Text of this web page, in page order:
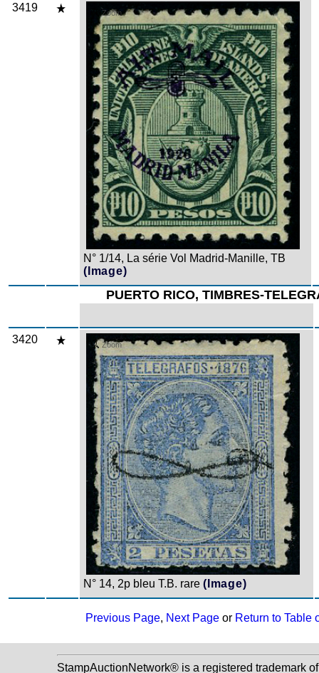
3419 Zoom
N° 1/14, La série Vol Madrid-Manille, TB
(Image)
PUERTO RICO, TIMBRES-
3420 Zoom
N° 14, 2p bleu T.B. rare (Image)
Previous Page, Next Page or Return to Table
StampAuctionNetwork® is a registered trademark